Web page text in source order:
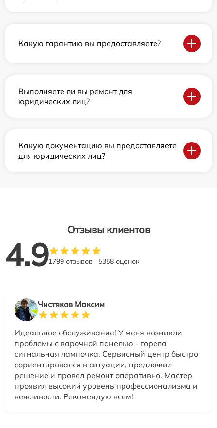
Какую гарантию вы предоставляете?
Выполняете ли вы ремонт для
юридических лиц?
Какую документацию вы предоставляете
для юридических лиц?
Отзывы клиентов
4.91799 отзывов 5358 оценок
Чистяков Максим
Идеальное обслуживание! У меня возникли
проблемы с варочной панелью - горела
сигнальная лампочка. Сервисный центр быстро
сориентировался в ситуации, предложил
решение и провел ремонт оперативно. Мастер
проявил высокий уровень профессионализма и
вежливости. Рекомендую всем!